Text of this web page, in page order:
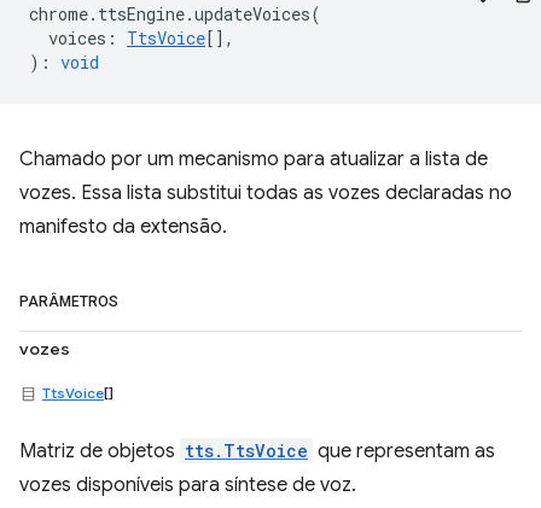
chrome. ttsEngine.updateVoices(
voices : TtsVoice[],
) : void
Chamado por um mecanismo para atualizar a lista de
vozes. Essa lista substitui todas as vozes declaradas no
manifesto da extensão.
PARÂMETROS
vozes
TtsVoice[]
Matriz de objetos tts.TtsVoice que representam as
vozes disponíveis para síntese de voz.